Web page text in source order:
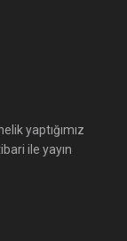
yaptığımız
ile yayın